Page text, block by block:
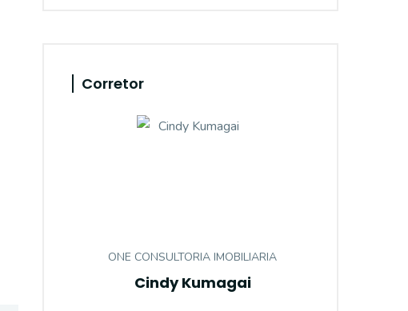
Corretor
ONE CONSULTORIA IMOBILIARIA
Cindy Kumagai